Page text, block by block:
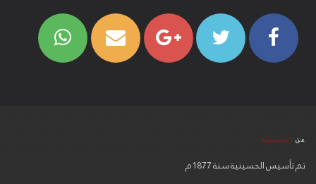
عن الحسينية
تم تأسيس الحسينية سنة 1877م